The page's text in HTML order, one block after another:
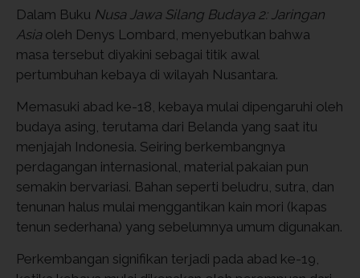
Dalam Buku Nusa Jawa Silang Budaya 2: Jaringan
Asiaoleh Denys Lombard, menyebutkan bahwa
masa tersebut diyakini sebagai titik awal
pertumbuhan kebaya di wilayah Nusantara.
Memasuki abad ke-18, kebaya mulai dipengaruhi oleh
budaya asing, terutama dari Belanda yang saat itu
menjajah Indonesia. Seiring berkembangnya
perdagangan internasional, material pakaian pun
semakin bervariasi. Bahan seperti beludru, sutra, dan
tenunan halus mulai menggantikan kain mori (kapas
tenun sederhana) yang sebelumnya umum digunakan.
Perkembangan signifikan terjadi pada abad ke-19,